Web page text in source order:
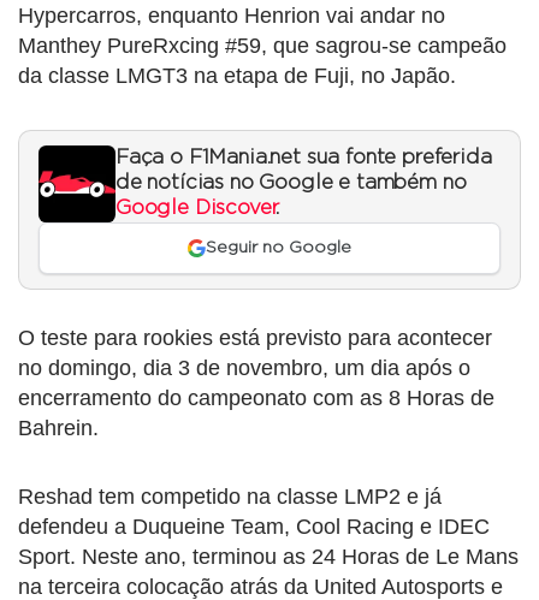
Hypercarros, enquanto Henrion vai andar no
Manthey PureRxcing #59, que sagrou-se campeão
da classe LMGT3 na etapa de Fuji, no Japão.
Faça o F1Mania.net sua fonte preferida
de notícias no Google e também no
Google Discover.
Seguir no Google
O teste para rookies está previsto para acontecer
no domingo, dia 3 de novembro, um dia após o
encerramento do campeonato com as 8 Horas de
Bahrein.
Reshad tem competido na classe LMP2 e já
defendeu a Duqueine Team, Cool Racing e IDEC
Sport. Neste ano, terminou as 24 Horas de Le Mans
na terceira colocação atrás da United Autosports e